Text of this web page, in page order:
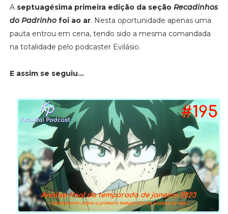
A septuagésima primeira edição da seção Recadinhos
do Padrinhofoi ao ar. Nesta oportunidade apenas uma
pauta entrou em cena, tendo sido a mesma comandada
na totalidade pelo podcaster Evilásio.
E assim se seguiu...